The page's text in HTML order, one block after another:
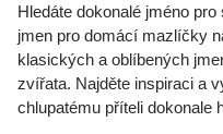
Hledáte dokonalé jméno
jmen pro domácí mazlíčky
klasických a oblíbených
zvířata. Najděte inspiraci a
chlupatému příteli dokonale